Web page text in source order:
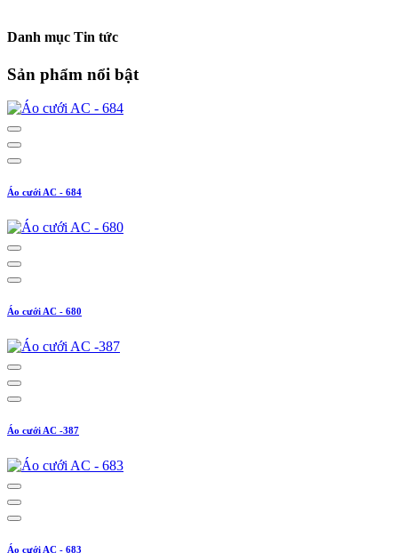
Danh mục Tin tức
Sản phẩm nổi bật
Áo cưới AC - 684
Áo cưới AC - 680
Áo cưới AC -387
Áo cưới AC - 683